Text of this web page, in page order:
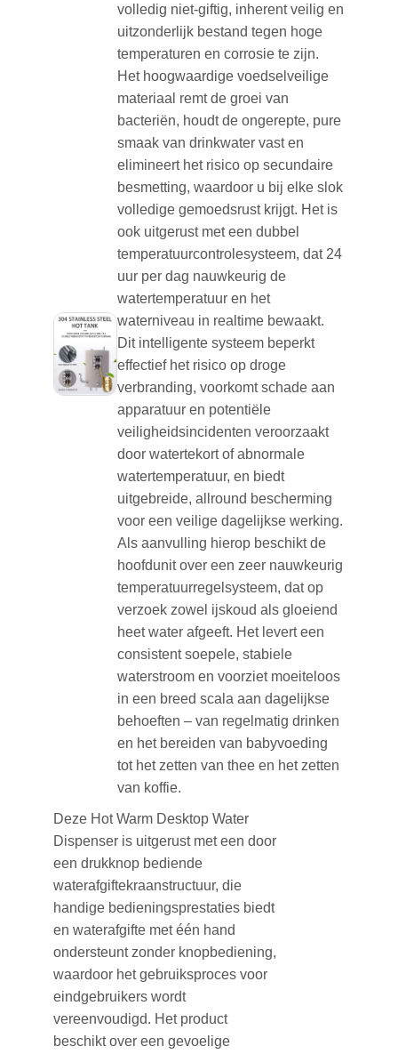
volledig niet-giftig, inherent veilig en
uitzonderlijk bestand tegen hoge
temperaturen en corrosie te zijn.
Het hoogwaardige voedselveilige
materiaal remt de groei van
bacteriën, houdt de ongerepte, pure
smaak van drinkwater vast en
elimineert het risico op secundaire
besmetting, waardoor u bij elke slok
volledige gemoedsrust krijgt. Het is
ook uitgerust met een dubbel
temperatuurcontrolesysteem, dat 24
uur per dag nauwkeurig de
watertemperatuur en het
waterniveau in realtime bewaakt.
Dit intelligente systeem beperkt
effectief het risico op droge
verbranding, voorkomt schade aan
apparatuur en potentiële
veiligheidsincidenten veroorzaakt
door watertekort of abnormale
watertemperatuur, en biedt
uitgebreide, allround bescherming
voor een veilige dagelijkse werking.
Als aanvulling hierop beschikt de
hoofdunit over een zeer nauwkeurig
temperatuurregelsysteem, dat op
verzoek zowel ijskoud als gloeiend
heet water afgeeft. Het levert een
consistent soepele, stabiele
waterstroom en voorziet moeiteloos
in een breed scala aan dagelijkse
behoeften – van regelmatig drinken
en het bereiden van babyvoeding
tot het zetten van thee en het zetten
van koffie.
Deze Hot Warm Desktop Water
Dispenser is uitgerust met een door
een drukknop bediende
waterafgiftekraanstructuur, die
handige bedieningsprestaties biedt
en waterafgifte met één hand
ondersteunt zonder knopbediening,
waardoor het gebruiksproces voor
eindgebruikers wordt
vereenvoudigd. Het product
beschikt over een gevoelige